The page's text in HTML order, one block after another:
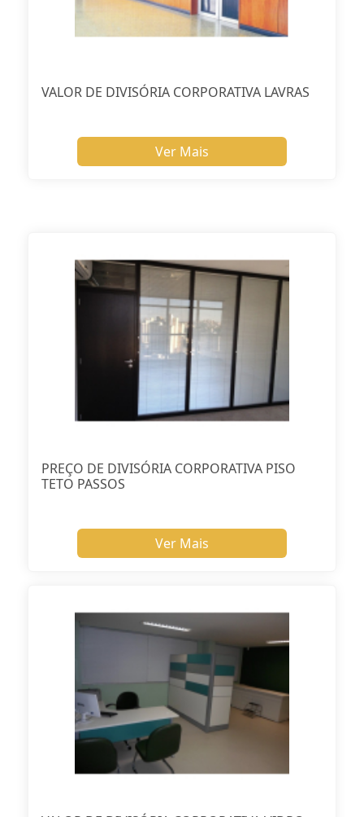
VALOR DE DIVISÓRIA CORPORATIVA LAVRAS
Ver Mais
PREÇO DE DIVISÓRIA CORPORATIVA PISO
TETO PASSOS
Ver Mais